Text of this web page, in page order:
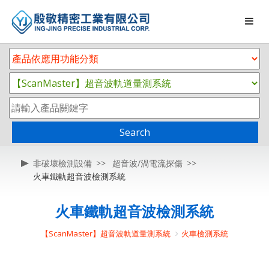
Search
非破壞檢測設備
超音波/渦電流探傷
火車鐵軌超音波檢測系統
火車鐵軌超音波檢測系統
【ScanMaster】超音波軌道量測系統 火車檢測系統